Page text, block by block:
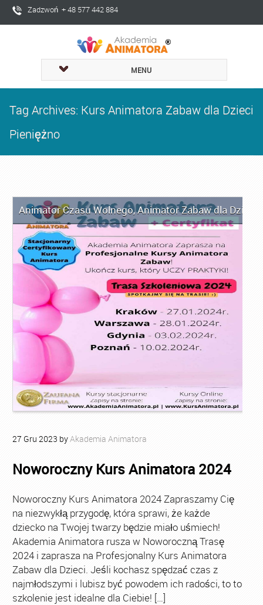
Zadzwoń + 48 577 442 884
MENU
Tag Archives: Kurs Animatora Zabaw dla Dzieci
Pieniężno
Animator Czasu Wolnego,Animator Zabaw dla Dzieci
27 Gru 2023 byAkademia Animatora
Noworoczny Kurs Animatora 2024
Noworoczny Kurs Animatora 2024 Zapraszamy Cię
na niezwykłą przygodę, która sprawi, że każde
dziecko na Twojej twarzy będzie miało uśmiech!
Akademia Animatora rusza w Noworoczną Trasę
2024 i zaprasza na Profesjonalny Kurs Animatora
Zabaw dla Dzieci. Jeśli kochasz spędzać czas z
najmłodszymi i lubisz być powodem ich radości, to to
szkolenie jest idealne dla Ciebie! […]